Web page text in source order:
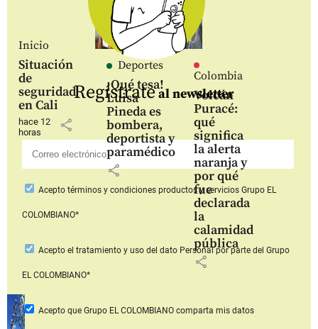
Inicio
Situación
de
seguridad
en Cali
hace 12
horas
share
Deportes
¡Qué tesa!
Luisa
Pineda es
bombera,
deportista y
paramédico
share
Colombia
Volcán
Puracé:
qué
significa
la alerta
naranja y
por qué
fue
declarada
la
calamidad
pública
share
Regístrateal newsletter
Aceptotérminos y condiciones productos y serviciosGrupo EL
COLOMBIANO*
Acepto el tratamiento y uso del dato Personalpor parte del Grupo
EL COLOMBIANO*
Acepto que Grupo EL COLOMBIANOcomparta mis datos